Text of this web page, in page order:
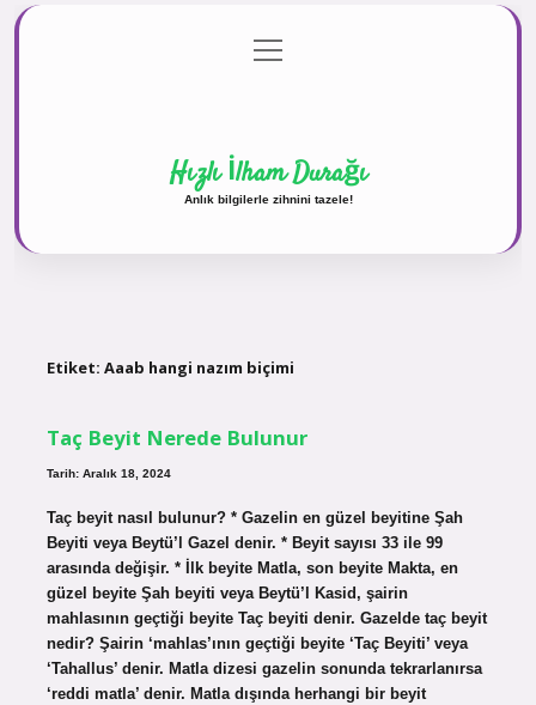
Gizlilik Politikası
menüyü
aç
Hızlı İlham Durağı
Anlık bilgilerle zihnini tazele!
Etiket: Aaab hangi nazım biçimi
Taç Beyit Nerede Bulunur
Tarih: Aralık 18, 2024
Taç beyit nasıl bulunur? * Gazelin en güzel beyitine Şah
Beyiti veya Beytü’l Gazel denir. * Beyit sayısı 33 ile 99
arasında değişir. * İlk beyite Matla, son beyite Makta, en
güzel beyite Şah beyiti veya Beytü’l Kasid, şairin
mahlasının geçtiği beyite Taç beyiti denir. Gazelde taç beyit
nedir? Şairin ‘mahlas’ının geçtiği beyite ‘Taç Beyiti’ veya
‘Tahallus’ denir. Matla dizesi gazelin sonunda tekrarlanırsa
‘reddi matla’ denir. Matla dışında herhangi bir beyit